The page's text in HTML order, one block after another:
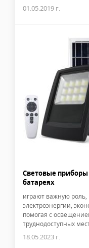
01.05.2019 г.
Световые
батареях
играют важную роль,
электроэнергии,
помогая с
труднодоступных
18.05.2023 г.